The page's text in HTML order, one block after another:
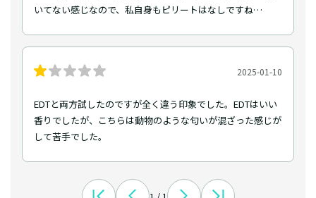
いてない感じなので、私自身もピリートはなしですね…
2025-01-10
EDTと両方試したのですが全く違う印象でした。EDTはいい
香りでしたが、こちらは動物のような匂いが混ざった感じが
して苦手でした。